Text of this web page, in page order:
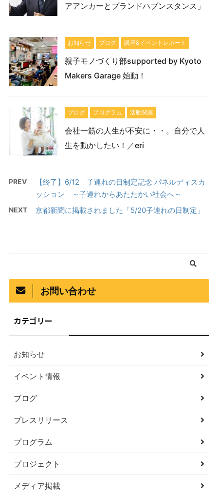
アアンカーとプランドハプンスタンス」
お知らせ ブログ 講座&イベントレポート
親子モノづくり部supported by Kyoto
Makers Garage 始動！
ブログ プログラム 活動関連
会社一筋の人生が不安に・・。自分で人
生を動かしたい！／eri
PREV
【終了】6/12 子連れの日制定記念 パネルディスカ
ッション ～子連れからあたたかい社会へ～
NEXT 京都新聞に掲載されました「5/20子連れの日制定」
お問い合わせ
カテゴリー
お知らせ
イベント情報
ブログ
プレスリリース
プログラム
プロジェクト
メディア掲載